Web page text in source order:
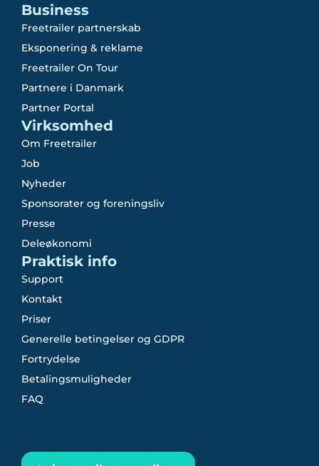
Business
Freetrailer partnerskab
Eksponering & reklame
Freetrailer On Tour
Partnere i Danmark
Partner Portal
Virksomhed
Om Freetrailer
Job
Nyheder
Sponsorater og foreningsliv
Presse
Deleøkonomi
Praktisk info
Support
Kontakt
Priser
Generelle betingelser og GDPR
Fortrydelse
Betalingsmuligheder
FAQ